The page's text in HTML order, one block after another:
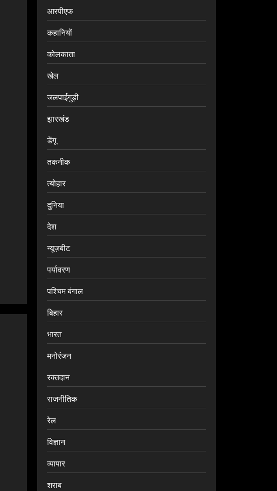
आरपीएफ
कहानियों
कोलकाता
खेल
जलपाईगुड़ी
झारखंड
डेंगू
तकनीक
त्योहार
दुनिया
देश
न्यूज़बीट
पर्यावरण
पश्चिम बंगाल
बिहार
भारत
मनोरंजन
रक्तदान
राजनीतिक
रेल
विज्ञान
व्यापार
शराब